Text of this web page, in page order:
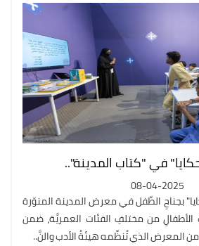
في "كتاب المدينة"..
08-04-2025
بجناحِ الطِّفل في معرض المدينة المنوّرة
استقطابَ الأطفالِ من مختلفِ الفئات العمريَّة، ضمن
من المعرض الذي تُنظِّمه هيئةُ الأدب والنَّ..